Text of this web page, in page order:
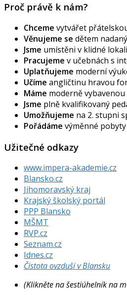
Proč právě k nám?
Chceme vytvářet
Věnujeme se dětem
Jsme umístěni v klidné
Pracujeme v učebnách s
Uplatňujeme moderní
Učíme angličtinu hravou
Máme moderně
Jsme plně kvalifikovaný
Umožňujeme na 2. stupni
Pořádáme výměnné
Užitečné odkazy
www.impera-akademie.cz
Blansko.cz
Jihomoravský kraj
Krajský školský portál
PPP Blansko
MŠMT
RVP.cz
Seznam.cz
Idnes.cz
Čistota ovzduší v Blansku
(Klikněte na šestiúhelník na